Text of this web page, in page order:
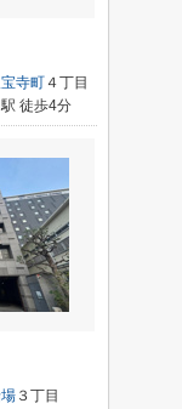
寺町４丁目
徒歩4分
３丁目